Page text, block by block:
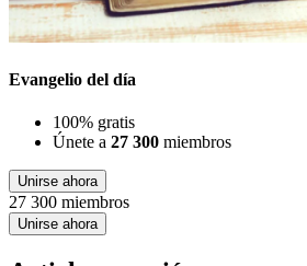
Evangelio del día
100% gratis
Únete a 27 300 miembros
Unirse ahora
27 300 miembros
Unirse ahora